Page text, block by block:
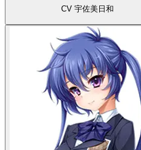
CV 宇佐美日和